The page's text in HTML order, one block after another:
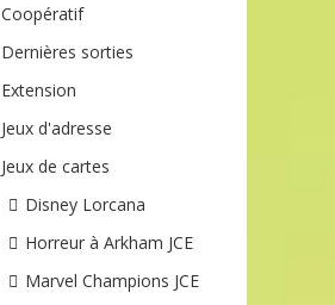
Coopératif
Dernières sorties
Extension
Jeux d'adresse
Jeux de cartes
Disney Lorcana
Horreur à Arkham JCE
Marvel Champions JCE